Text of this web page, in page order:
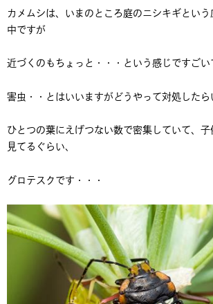
カメムシは、いまのところ庭のニシキギとい
中ですが
近づくのもちょっと・・・という感じですごい
害虫・・とはいいますがどうやって対処したら
ひとつの葉にえげつない数で密集していて、
見てるぐらい、
グロテスクです・・・